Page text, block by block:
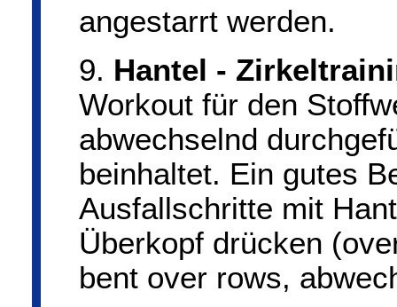
angestarrt werden.
9. Hantel -
Workout für den
abwechselnd
beinhaltet. Ein gutes
Ausfallschritte mit
Überkopf drücken
bent over rows,